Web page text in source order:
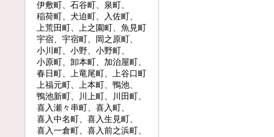
伊敷町、石谷町、泉町、
稲荷町、犬迫町、入佐町、
上荒田町、上之園町、魚見町
宇宿、宇宿町、岡之原町、
小川町、小野、小野町、
小原町、卸本町、加治屋町、
春日町、上竜尾町、上谷口町
上福元町、上本町、鴨池、
鴨池新町、川上町、川田町、
喜入瀬々串町、喜入町、
喜入中名町、喜入生見町、
喜入一倉町、喜入前之浜町、